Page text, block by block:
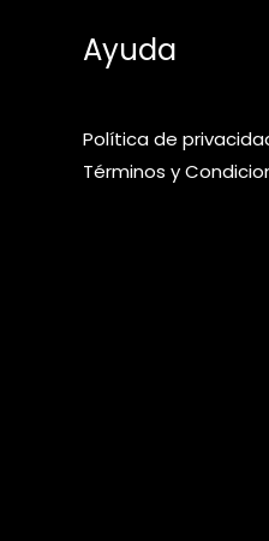
Ayuda
Política de
Términos y